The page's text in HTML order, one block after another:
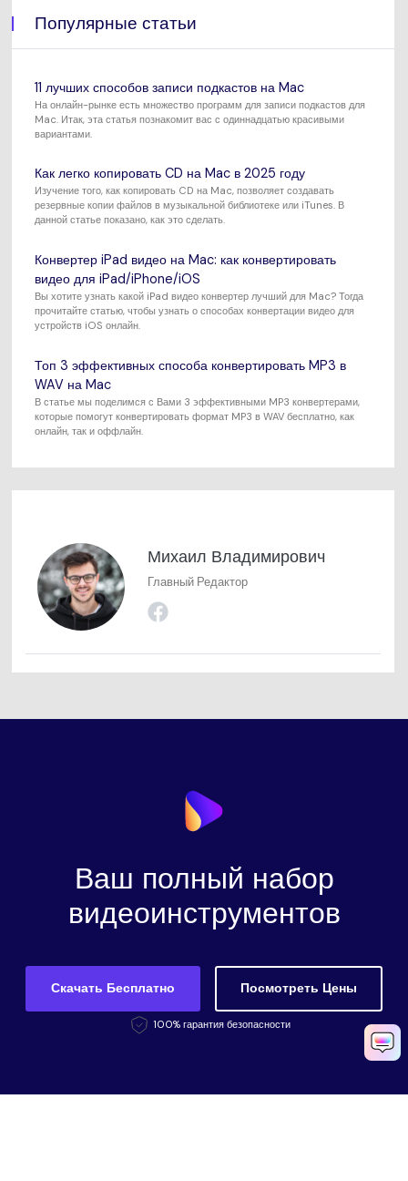
Популярные статьи
11 лучших способов записи подкастов на Mac
На онлайн-рынке есть множество программ для записи подкастов для
Mac. Итак, эта статья познакомит вас с одиннадцатью красивыми
вариантами.
Как легко копировать CD на Mac в 2025 году
Изучение того, как копировать CD на Mac, позволяет создавать
резервные копии файлов в музыкальной библиотеке или iTunes. В
данной статье показано, как это сделать.
Конвертер iPad видео на Mac: как конвертировать
видео для iPad/iPhone/iOS
Вы хотите узнать какой iPad видео конвертер лучший для Mac? Тогда
прочитайте статью, чтобы узнать о способах конвертации видео для
устройств iOS онлайн.
Топ 3 эффективных способа конвертировать MP3 в
WAV на Mac
В статье мы поделимся с Вами 3 эффективными MP3 конвертерами,
которые помогут конвертировать формат MP3 в WAV бесплатно, как
онлайн, так и оффлайн.
Михаил Владимирович
Главный Редактор
Ваш полный набор
видеоинструментов
Скачать Бесплатно Посмотреть Цены
100% гарантия безопасности